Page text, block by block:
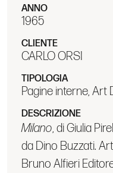
ANNO
1965
CLIENTE
CARLO ORSI
TIPOLOGIA
Pagine interne, Art
DESCRIZIONE
Milano, di Giulia
da Dino Buzzati.
Bruno Alfieri